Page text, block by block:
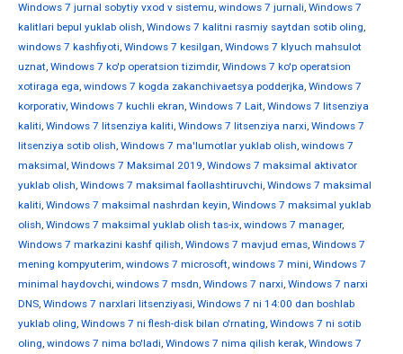
Windows 7 jurnal sobytiy vxod v sistemu, windows 7 jurnali, Windows 7
kalitlari bepul yuklab olish, Windows 7 kalitni rasmiy saytdan sotib oling,
windows 7 kashfiyoti, Windows 7 kesilgan, Windows 7 klyuch mahsulot
uznat, Windows 7 ko'p operatsion tizimdir, Windows 7 ko'p operatsion
xotiraga ega, windows 7 kogda zakanchivaetsya podderjka, Windows 7
korporativ, Windows 7 kuchli ekran, Windows 7 Lait, Windows 7 litsenziya
kaliti, Windows 7 litsenziya kaliti, Windows 7 litsenziya narxi, Windows 7
litsenziya sotib olish, Windows 7 ma'lumotlar yuklab olish, windows 7
maksimal, Windows 7 Maksimal 2019, Windows 7 maksimal aktivator
yuklab olish, Windows 7 maksimal faollashtiruvchi, Windows 7 maksimal
kaliti, Windows 7 maksimal nashrdan keyin, Windows 7 maksimal yuklab
olish, Windows 7 maksimal yuklab olish tas-ix, windows 7 manager,
Windows 7 markazini kashf qilish, Windows 7 mavjud emas, Windows 7
mening kompyuterim, windows 7 microsoft, windows 7 mini, Windows 7
minimal haydovchi, windows 7 msdn, Windows 7 narxi, Windows 7 narxi
DNS, Windows 7 narxlari litsenziyasi, Windows 7 ni 14:00 dan boshlab
yuklab oling, Windows 7 ni flesh-disk bilan o'rnating, Windows 7 ni sotib
oling, windows 7 nima bo'ladi, Windows 7 nima qilish kerak, Windows 7